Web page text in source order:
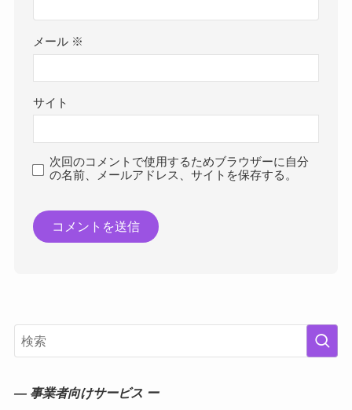
メール ※
サイト
次回のコメントで使用するためブラウザーに自分
の名前、メールアドレス、サイトを保存する。
― 事業者向けサービス ー